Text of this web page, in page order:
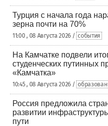
Турция с начала года
зерна почти на 70%
11:00 , 08 Августа 2026 / события
На Камчатке подвели
студенческих путинных
«Камчатка»
10:45 , 08 Августа 2026 /
Россия предложила
развитии
пути